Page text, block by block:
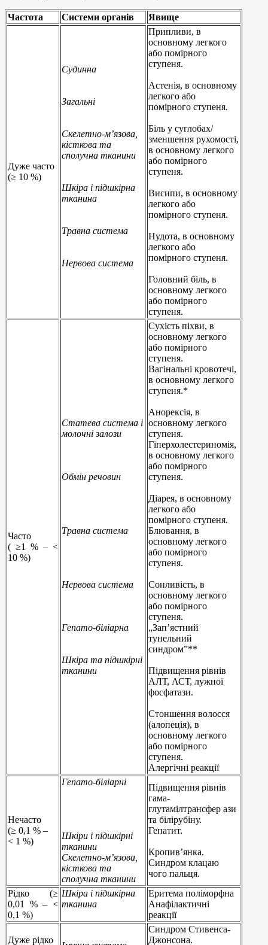
Частота Системи органів Явище
Дуже часто
(≥ 10 %)
Судинна
Загальні
Скелетно-м’язова,
кісткова та
сполучна тканини
Шкіра і підшкірна
тканина
Травна система
Нервова система
Припливи, в
основному легкого
або помірного
ступеня.
Астенія, в основному
легкого або
помірного ступеня.
Біль у суглобах/
зменшення рухомості,
в основному легкого
або помірного
ступеня.
Висипи, в основному
легкого або
помірного ступеня.
Нудота, в основному
легкого або
помірного ступеня.
Головний біль, в
основному легкого
або помірного
ступеня.
Часто
( ≥1 % – <
10 %)
Статева система і
молочні залози
Обмін речовин
Травна система
Нервова система
Гепато-біліарна
Шкіра та підшкірні
тканини
Сухість піхви, в
основному легкого
або помірного
ступеня.
Вагінальні кровотечі,
в основному легкого
ступеня.*
Анорексія, в
основному легкого
ступеня.
Гіперхолестериномія,
в основному легкого
або помірного
ступеня.
Діарея, в основному
легкого або
помірного ступеня.
Блювання, в
основному легкого
або помірного
ступеня.
Сонливість, в
основному легкого
або помірного
ступеня.
„Зап’ястний
тунельний
синдром”**
Підвищення рівнів
АЛТ, АСТ, лужної
фосфатази.
Стоншення волосся
(алопеція), в
основному легкого
або помірного
ступеня.
Алергічні реакції
Нечасто
(≥ 0,1 % –
< 1 %)
Гепато-біліарні
Шкіри і підшкірні
тканини
Скелетно-м’язова,
кісткова та
сполучна тканини
Підвищення рівнів
гама-
глутамілтрансфер ази
та білірубіну.
Гепатит.
Кропив’янка.
Синдром клацаю
чого пальця.
Рідко (≥
0,01 % – <
0,1 %)
Шкіра і підшкірна
тканина
Еритема поліморфна
Анафілактичні
реакції
Дуже рідко
Синдром Стивенса-
Джонсона.